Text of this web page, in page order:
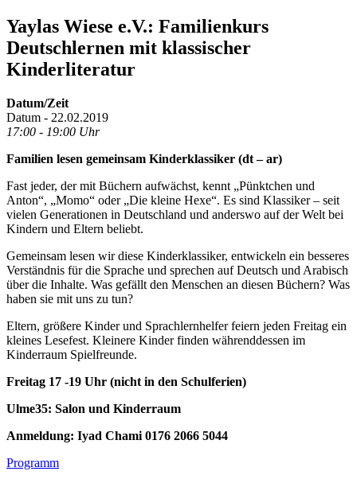
Yaylas Wiese e.V.: Familienkurs
Deutschlernen mit klassischer
Kinderliteratur
Datum/Zeit
Datum - 22.02.2019
17:00 - 19:00 Uhr
Familien lesen gemeinsam Kinderklassiker (dt – ar)
Fast jeder, der mit Büchern aufwächst, kennt „Pünktchen und
Anton“, „Momo“ oder „Die kleine Hexe“. Es sind Klassiker – seit
vielen Generationen in Deutschland und anderswo auf der Welt bei
Kindern und Eltern beliebt.
Gemeinsam lesen wir diese Kinderklassiker, entwickeln ein besseres
Verständnis für die Sprache und sprechen auf Deutsch und Arabisch
über die Inhalte. Was gefällt den Menschen an diesen Büchern? Was
haben sie mit uns zu tun?
Eltern, größere Kinder und Sprachlernhelfer feiern jeden Freitag ein
kleines Lesefest. Kleinere Kinder finden währenddessen im
Kinderraum Spielfreunde.
Freitag 17 -19 Uhr (nicht in den Schulferien)
Ulme35: Salon und Kinderraum
Anmeldung: Iyad Chami 0176 2066 5044
Footer
Programm